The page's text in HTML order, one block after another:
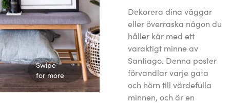
Swipe
for more
Dekorera dina väggar
eller överraska någon du
håller kär med ett
varaktigt minne av
Santiago. Denna poster
förvandlar varje gata
och hörn till värdefulla
minnen, och är en